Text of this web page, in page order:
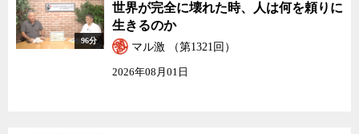
96分
世界が完全に壊れた時、人は何を頼りに
生きるのか
マル激 （第1321回）
2026年08月01日